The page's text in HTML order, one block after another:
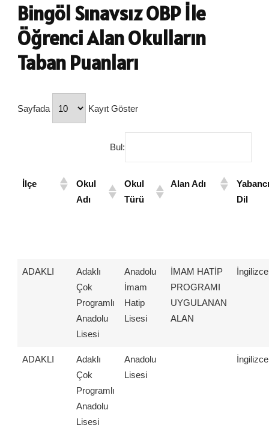
Bingöl Sınavsız OBP İle
Öğrenci Alan Okulların
Taban Puanları
Sayfada Kayıt Göster
Bul:
İlçe
Okul
Adı
Okul
Türü
Alan Adı
Yabancı
Dil
ADAKLI
Adaklı
Çok
Programlı
Anadolu
Lisesi
Anadolu
İmam
Hatip
Lisesi
İMAM HATİP
PROGRAMI
UYGULANAN
ALAN
İngilizce
ADAKLI
Adaklı
Çok
Programlı
Anadolu
Lisesi
Anadolu
Lisesi
İngilizce